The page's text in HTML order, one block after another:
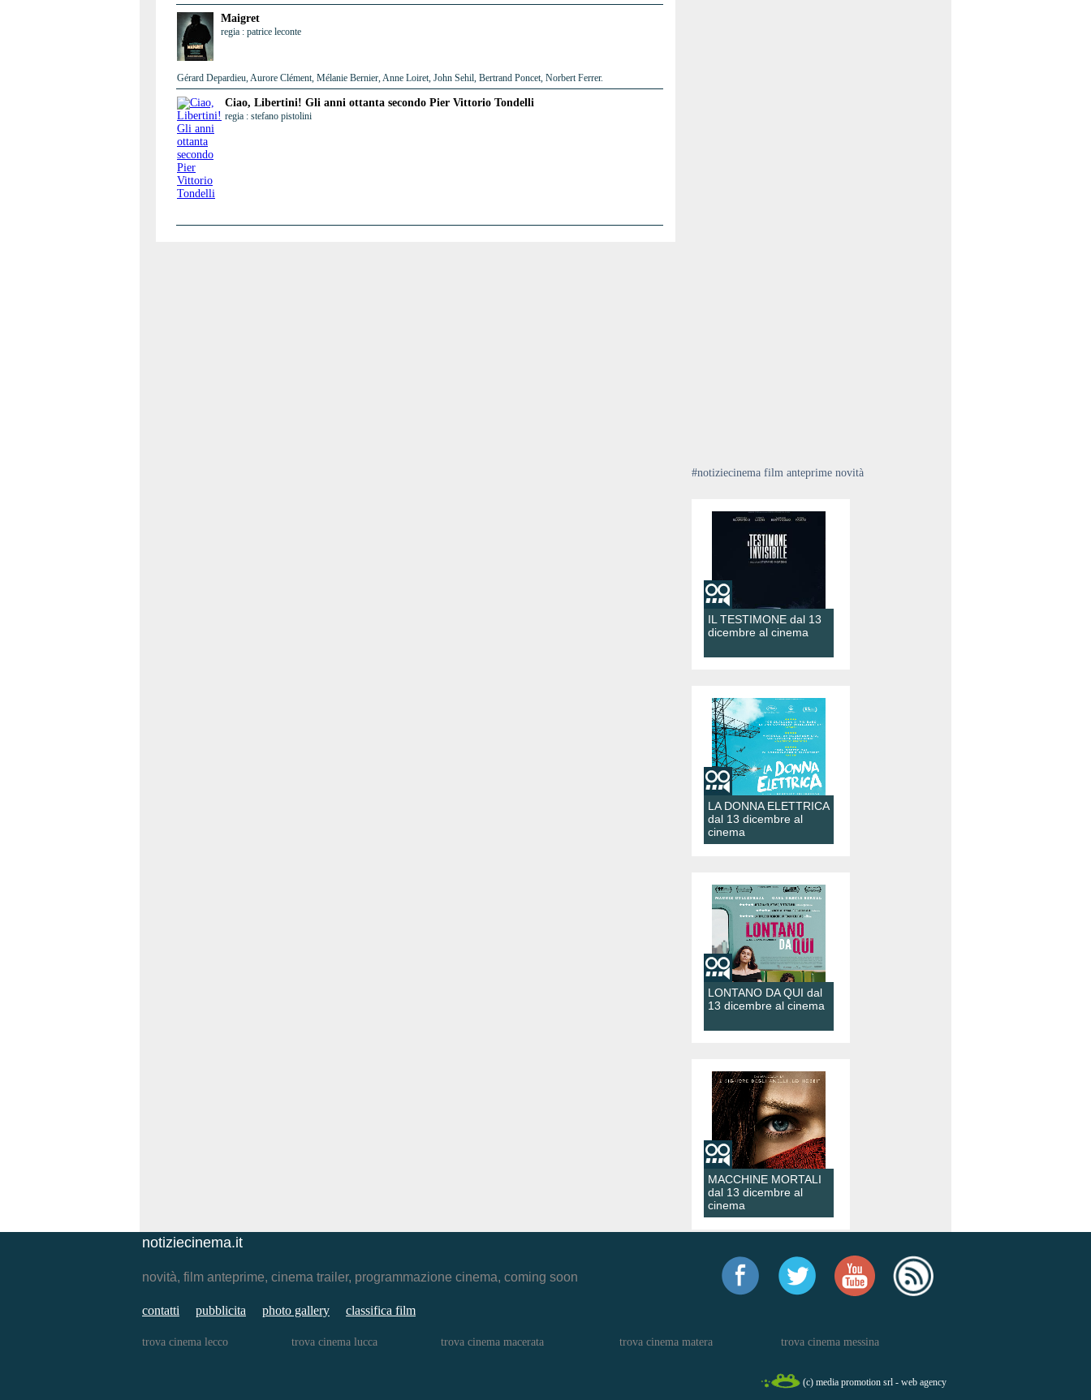
Maigret
regia : patrice leconte
Gérard Depardieu, Aurore Clément, Mélanie Bernier, Anne Loiret, John Sehil, Bertrand Poncet, Norbert Ferrer.
Ciao, Libertini! Gli anni ottanta secondo Pier Vittorio Tondelli
regia : stefano pistolini
#notiziecinema film anteprime novità
IL TESTIMONE dal 13
dicembre al cinema
LA DONNA ELETTRICA
dal 13 dicembre al
cinema
LONTANO DA QUI dal
13 dicembre al cinema
MACCHINE MORTALI
dal 13 dicembre al
cinema
notiziecinema.it
novità, film anteprime, cinema trailer, programmazione cinema, coming soon
contatti pubblicita photo gallery classifica film
trova cinema lecco trova cinema lucca trova cinema macerata trova cinema matera trova cinema messina
(c) media promotion srl - web agency